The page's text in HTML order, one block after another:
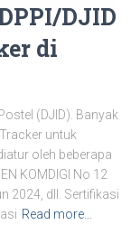
DJID
di
(DJID). Banyak
untuk
oleh beberapa
KOMDIGI No 12
2024, dll. Sertifikasi
Read more…